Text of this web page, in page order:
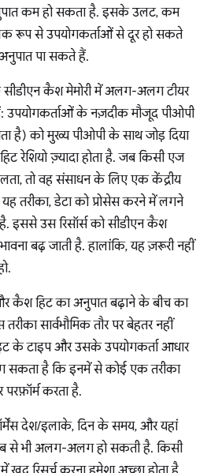
कम हो सकता है. इसके उलट, कम
रूप से उपयोगकर्ताओं से दूर हो सकते
पा सकते हैं.
कैश मेमोरी में अलग-अलग टीयर
उपयोगकर्ताओं के नज़दीक मौजूद पीओपी
है) को मुख्य पीओपी के साथ जोड़ दिया
रेशियो ज़्यादा होता है. जब किसी एज
तो वह संसाधन के लिए एक केंद्रीय
तरीका, डेटा को प्रोसेस करने में लगने
इससे उस रिसॉर्स को सीडीएन कैश
बढ़ जाती है. हालांकि, यह ज़रूरी नहीं
कैश हिट का अनुपात बढ़ाने के बीच का
सार्वभौमिक तौर पर बेहतर नहीं
के टाइप और उसके उपयोगकर्ता आधार
है कि इनमें से कोई एक तरीका
करता है.
देश/इलाके, दिन के समय, और यहां
से भी अलग-अलग हो सकती है. किसी